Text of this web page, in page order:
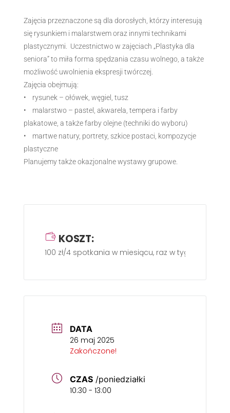
Zajęcia przeznaczone są dla dorosłych, którzy interesują
się rysunkiem i malarstwem oraz innymi technikami
plastycznymi. Uczestnictwo w zajęciach „Plastyka dla
seniora” to miła forma spędzania czasu wolnego, a także
możliwość uwolnienia ekspresji twórczej.
Zajęcia obejmują:
• rysunek – ołówek, węgiel, tusz
• malarstwo – pastel, akwarela, tempera i farby
plakatowe, a także farby olejne (techniki do wyboru)
• martwe natury, portrety, szkice postaci, kompozycje
plastyczne
Planujemy także okazjonalne wystawy grupowe.
KOSZT:
100 zł/4 spotkania w miesiącu, raz w tygodniu po 1
DATA
26 maj 2025
Zakończone!
CZAS /poniedziałki
10:30 - 13:00